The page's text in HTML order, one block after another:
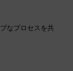
なプロセスを共